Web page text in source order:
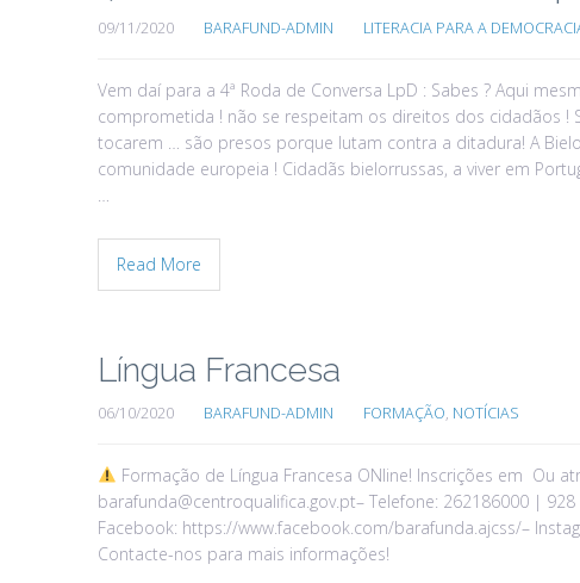
09/11/2020 BARAFUND-ADMIN LITERACIA PARA A
Vem daí para a 4ª Roda de Conversa LpD : Sabes ? Aqui
comprometida ! não se respeitam os direitos dos cidadãos
tocarem … são presos porque lutam contra a ditadura! A
comunidade europeia ! Cidadãs bielorrussas, a viver em
…
Read More
Língua Francesa
06/10/2020 BARAFUND-ADMIN FORMAÇÃO, NOTÍCIAS
Formação de Língua Francesa ONline! Inscrições em Ou
barafunda@centroqualifica.gov.pt– Telefone: 262186000 |
Facebook: https://www.facebook.com/barafunda.ajcss/–
Contacte-nos para mais informações!